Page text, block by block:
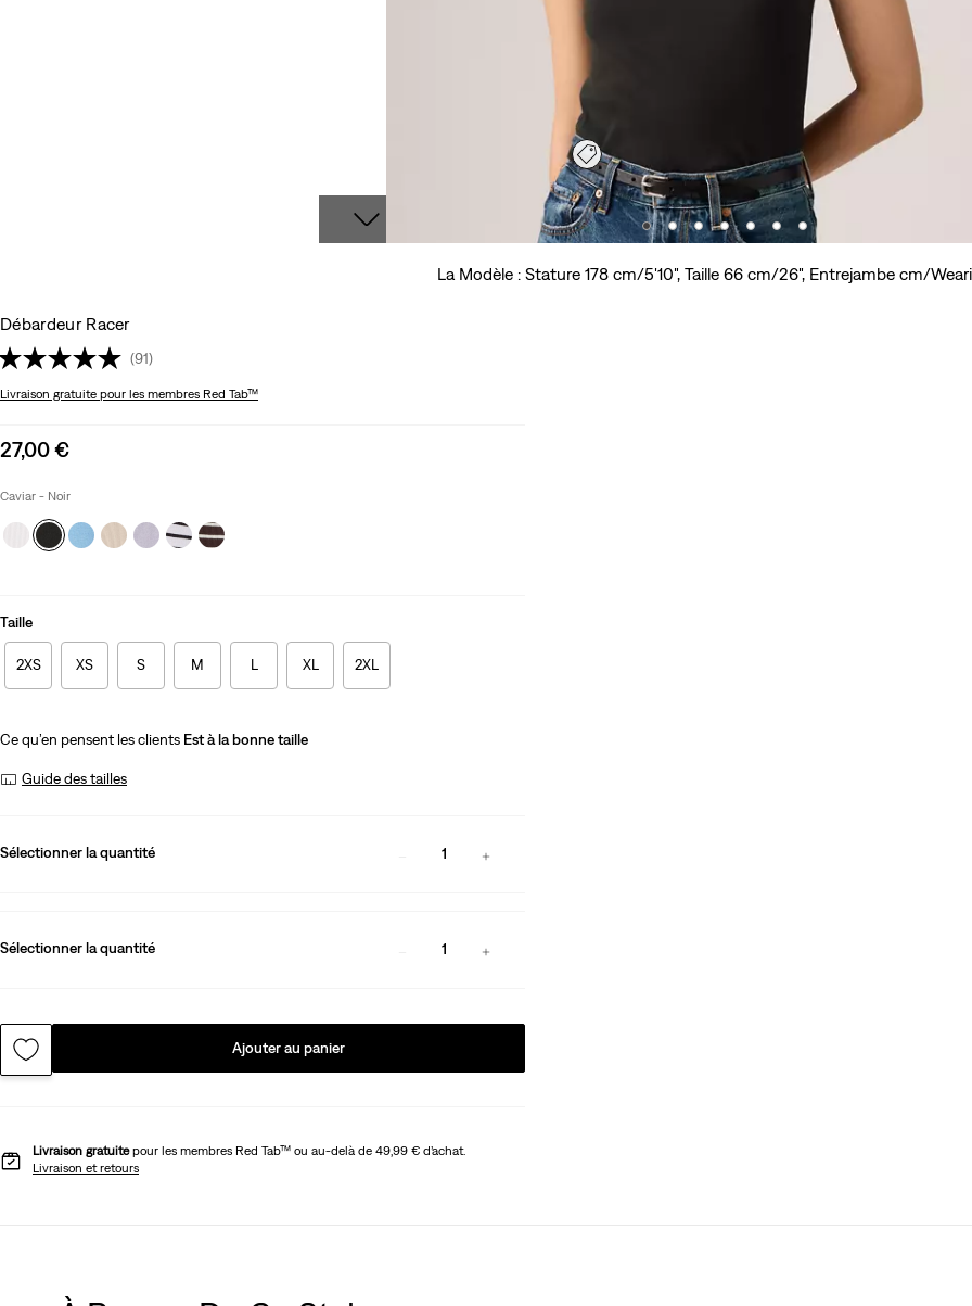
La Modèle : Stature 178 cm/5'10", Taille 66 cm/26", Entrejambe cm/
Débardeur Racer
(91)
Livraison gratuite pour les membres Red Tab™
Sale
is
27,00 €
Caviar - Noir
Taille
2XS XS S M L XL 2XL
Ce qu’en pensent les clients Est à la bonne taille
Guide des tailles
Sélectionner la quantité 1
Sélectionner la quantité 1
Ajouter au panier
Livraison gratuitepour les membres Red Tab™ ou au-delà de 49,99 € d’achat.
Livraison et retours